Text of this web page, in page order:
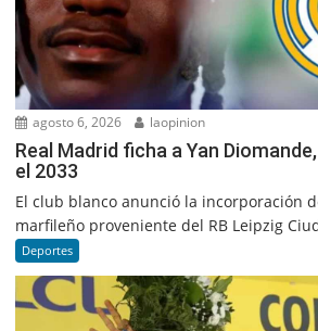
agosto 6, 2026 laopinion
Real Madrid ficha a Yan
el 2033
El club blanco anunció la incorporación
marfileño proveniente del RB Leipzig
Deportes